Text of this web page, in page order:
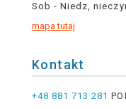
Sob - Niedz,
mapa tutaj
Kontakt
+48 881 713 281